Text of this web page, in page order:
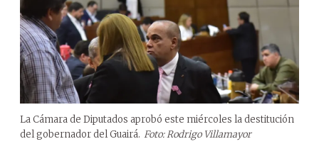
La Cámara de Diputados aprobó este miércoles la destitución
del gobernador del Guairá. Foto: Rodrigo Villamayor